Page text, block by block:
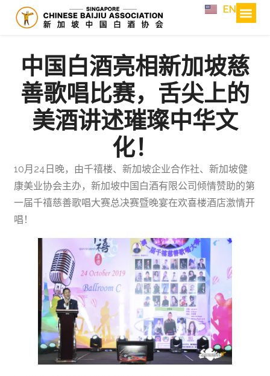
EN
中国白酒亮相新加坡慈
善歌唱比赛，舌尖上的
美酒讲述璀璨中华文
化！
10月24日晚，由千禧楼、新加坡企业合作社、新加坡健
康美业协会主办，新加坡中国白酒有限公司倾情赞助的第
一届千禧慈善歌唱大赛总决赛暨晚宴在欢喜楼酒店激情开
唱！